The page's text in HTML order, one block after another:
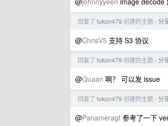
回复了 tukon479 创建的主题 › 分
@ChrisV5 支持 S3 协议
回复了 tukon479 创建的主题 › 分
@Quaan 啊？ 可以发 issue
回复了 tukon479 创建的主题 › 分
@Panameragt 参考了一下